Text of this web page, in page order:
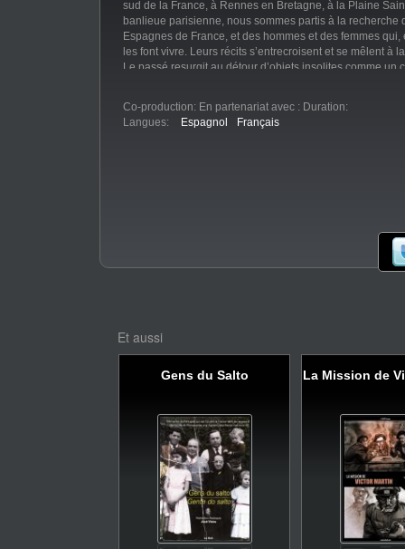
sud de la France, à Rennes en Bretagne, à la Plaine
banlieue parisienne, nous sommes partis à la recherche
Espagnes de France, et des hommes et des femmes qui,
les font vivre. Leurs récits s’entrecroisent et se mêlent à
Le passé resurgit au détour d’objets insolites comme un
la guerre civile et de l’exil républicain, les souffrances
la pauvreté, l'intégration progressive, remplacés
Co-production: En partenariat avec : Duration:
Langues:
Espagnol Français
Et aussi
Gens du Salto La Mission de